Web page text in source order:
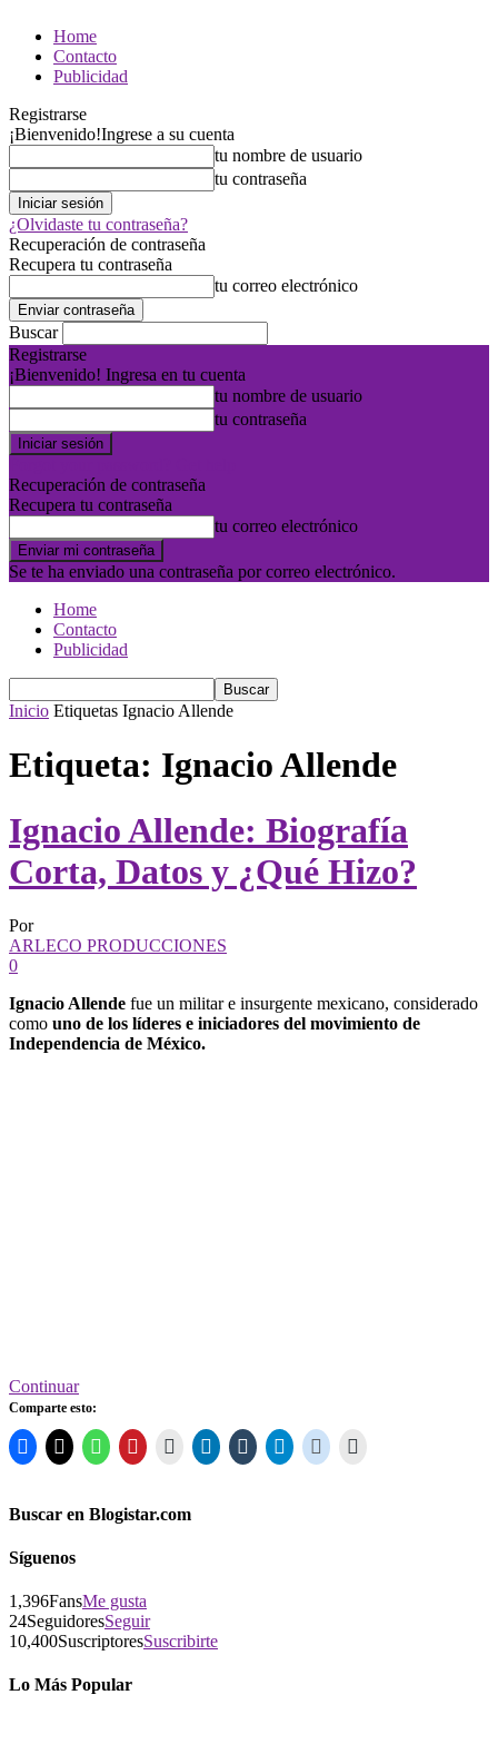
Home
Contacto
Publicidad
Registrarse
¡Bienvenido!Ingrese a su cuenta
tu nombre de usuario
tu contraseña
¿Olvidaste tu contraseña?
Recuperación de contraseña
Recupera tu contraseña
tu correo electrónico
Buscar
Registrarse
¡Bienvenido! Ingresa en tu cuenta
tu nombre de usuario
tu contraseña
Recuperación de contraseña
Recupera tu contraseña
tu correo electrónico
Se te ha enviado una contraseña por correo electrónico.
Home
Contacto
Publicidad
Inicio Etiquetas Ignacio Allende
Etiqueta: Ignacio Allende
Ignacio Allende: Biografía
Corta, Datos y ¿Qué Hizo?
Por
ARLECO PRODUCCIONES
0
Ignacio Allende fue un militar e insurgente mexicano, considerado
como uno de los líderes e iniciadores del movimiento de
Independencia de México.
Continuar
Comparte esto:
Buscar en Blogistar.com
Síguenos
1,396FansMe gusta
24SeguidoresSeguir
10,400SuscriptoresSuscribirte
Lo Más Popular